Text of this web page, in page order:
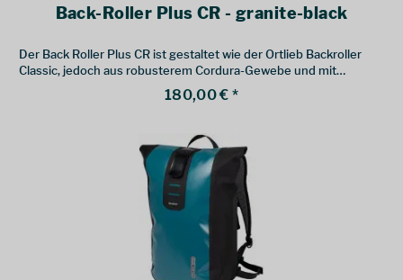
Back-Roller Plus CR - granite-black
Der Back Roller Plus CR ist gestaltet wie der Ortlieb Backroller
Classic, jedoch aus robusterem Cordura-Gewebe und mit
Quicklock2.1.-Befestigungssystem.
180,00 € *